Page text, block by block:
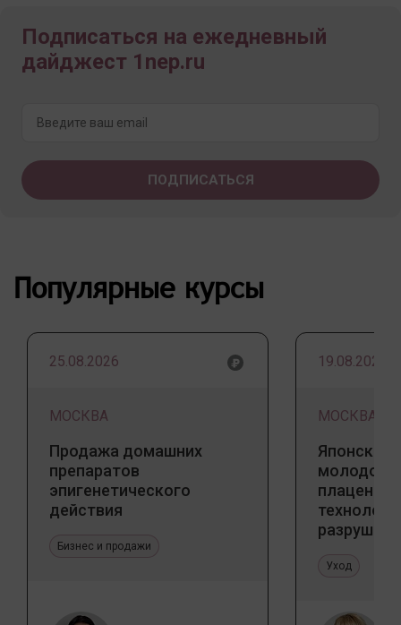
Подписаться на ежедневный
дайджест 1nep.ru
Популярные курсы
25.08.2026
МОСКВА
Продажа домашних
препаратов
эпигенетического
действия
Бизнес и продажи
19.08.2026
МОСКВА
Японский
Уход